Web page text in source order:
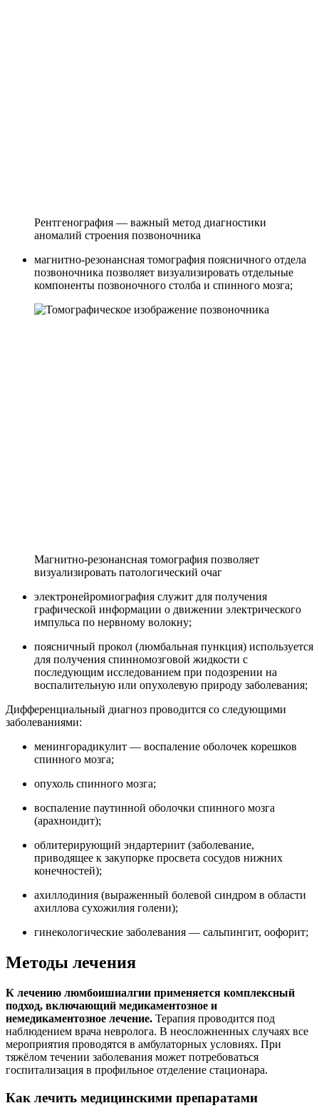
Рентгенография — важный метод диагностики
аномалий строения позвоночника
магнитно-резонансная томография поясничного отдела
позвоночника позволяет визуализировать отдельные
компоненты позвоночного столба и спинного мозга;
Магнитно-резонансная томография позволяет
визуализировать патологический очаг
электронейромиография служит для получения
графической информации о движении электрического
импульса по нервному волокну;
поясничный прокол (люмбальная пункция) используется
для получения спинномозговой жидкости с
последующим исследованием при подозрении на
воспалительную или опухолевую природу заболевания;
Дифференциальный диагноз проводится со следующими
заболеваниями:
менингорадикулит — воспаление оболочек корешков
спинного мозга;
опухоль спинного мозга;
воспаление паутинной оболочки спинного мозга
(арахноидит);
облитерирующий эндартериит (заболевание,
приводящее к закупорке просвета сосудов нижних
конечностей);
ахиллодиния (выраженный болевой синдром в области
ахиллова сухожилия голени);
гинекологические заболевания — сальпингит, оофорит;
Методы лечения
К лечению люмбоишиалгии применяется комплексный
подход, включающий медикаментозное и
немедикаментозное лечение. Терапия проводится под
наблюдением врача невролога. В неосложненных случаях все
мероприятия проводятся в амбулаторных условиях. При
тяжёлом течении заболевания может потребоваться
госпитализация в профильное отделение стационара.
Как лечить медицинскими препаратами